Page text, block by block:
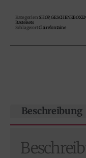
Kategorien SHOP,
Bastelsets
SchlagwortClairefontaine
Beschreibung